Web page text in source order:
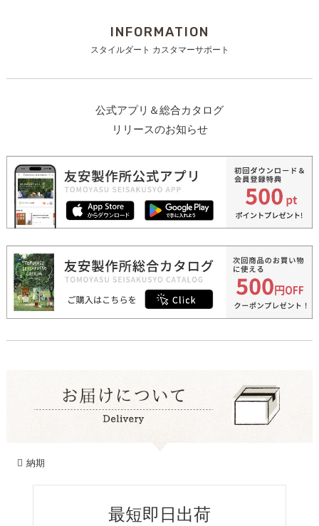
INFORMATION
スタイルダート カスタマーサポート
公式アプリ＆総合カタログ
リリースのお知らせ
納期
最短即日出荷